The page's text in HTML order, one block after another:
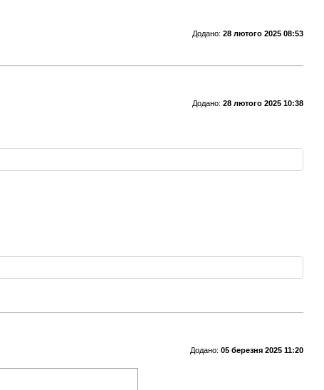
Додано: 28 лютого 2025 08:53
Додано: 28 лютого 2025 10:38
Додано: 05 березня 2025 11:20